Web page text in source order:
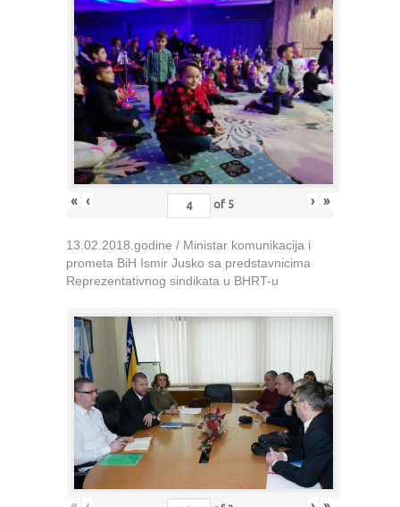
« ‹ of 5 › »
13.02.2018.godine / Ministar komunikacija i
prometa BiH Ismir Jusko sa predstavnicima
Reprezentativnog sindikata u BHRT-u